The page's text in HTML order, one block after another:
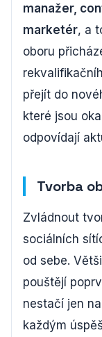
manažer,
marketér, a
oboru
přejít do
které jsou
odpovídají
Tvorba
Zvládnout
sociálních
od sebe.
pouštějí
nestačí jen
každým